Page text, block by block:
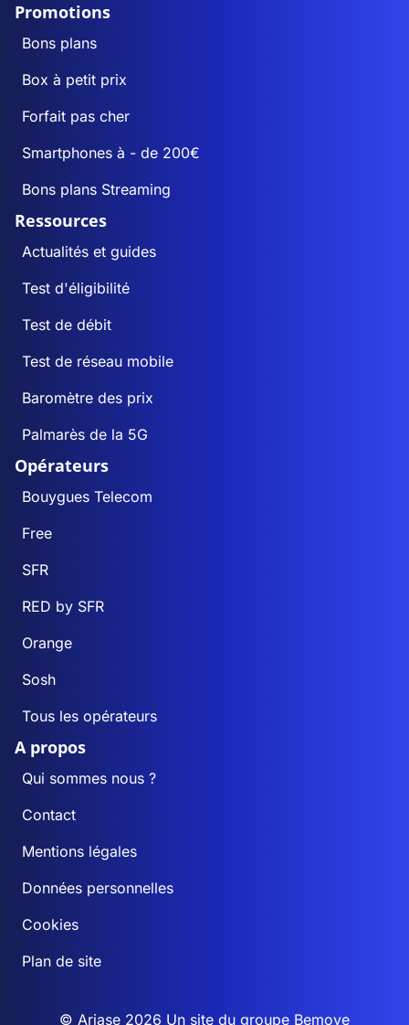
Promotions
Bons plans
Box à petit prix
Forfait pas cher
Smartphones à - de 200€
Bons plans Streaming
Ressources
Actualités et guides
Test d'éligibilité
Test de débit
Test de réseau mobile
Baromètre des prix
Palmarès de la 5G
Opérateurs
Bouygues Telecom
Free
SFR
RED by SFR
Orange
Sosh
Tous les opérateurs
A propos
Qui sommes nous ?
Contact
Mentions légales
Données personnelles
Cookies
Plan de site
© Ariase 2026 Un site du groupe Bemove